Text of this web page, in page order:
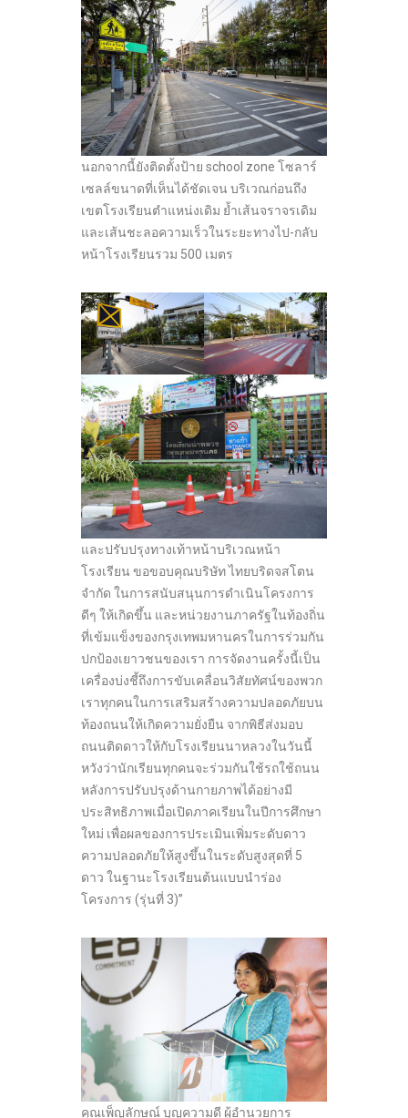
นอกจากนี้ยังติดตั้งป้าย school zone โซลาร์
เซลล์ขนาดที่เห็นได้ชัดเจน บริเวณก่อนถึง
เขตโรงเรียนตำแหน่งเดิม ย้ำเส้นจราจรเดิม
และเส้นชะลอความเร็วในระยะทางไป-กลับ
หน้าโรงเรียนรวม 500 เมตร
และปรับปรุงทางเท้าหน้าบริเวณหน้า
โรงเรียน ขอขอบคุณบริษัท ไทยบริดจสโตน
จำกัด ในการสนับสนุนการดำเนินโครงการ
ดีๆ ให้เกิดขึ้น และหน่วยงานภาครัฐในท้องถิ่น
ที่เข้มแข็งของกรุงเทพมหานครในการร่วมกัน
ปกป้องเยาวชนของเรา การจัดงานครั้งนี้เป็น
เครื่องบ่งชี้ถึงการขับเคลื่อนวิสัยทัศน์ของพวก
เราทุกคนในการเสริมสร้างความปลอดภัยบน
ท้องถนนให้เกิดความยั่งยืน จากพิธีส่งมอบ
ถนนติดดาวให้กับโรงเรียนนาหลวงในวันนี้
หวังว่านักเรียนทุกคนจะร่วมกันใช้รถใช้ถนน
หลังการปรับปรุงด้านกายภาพได้อย่างมี
ประสิทธิภาพเมื่อเปิดภาคเรียนในปีการศึกษา
ใหม่ เพื่อผลของการประเมินเพิ่มระดับดาว
ความปลอดภัยให้สูงขึ้นในระดับสูงสุดที่ 5
ดาว ในฐานะโรงเรียนต้นแบบนำร่อง
โครงการ (รุ่นที่ 3)”
คุณเพ็ญลักษณ์ บุญความดี ผู้อำนวยการ